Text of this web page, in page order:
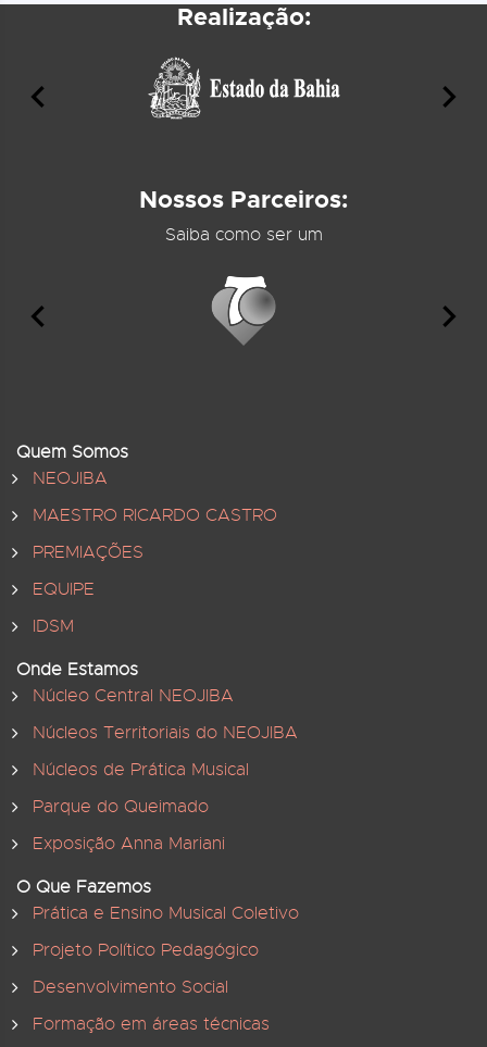
Realização:
Nossos Parceiros:
Saiba como ser um
Quem Somos
NEOJIBA
MAESTRO RICARDO CASTRO
PREMIAÇÕES
EQUIPE
IDSM
Onde Estamos
Núcleo Central NEOJIBA
Núcleos Territoriais do NEOJIBA
Núcleos de Prática Musical
Parque do Queimado
Exposição Anna Mariani
O Que Fazemos
Prática e Ensino Musical Coletivo
Projeto Político Pedagógico
Desenvolvimento Social
Formação em áreas técnicas